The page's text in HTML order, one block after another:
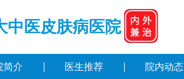
中医皮肤病医院
简介 医生推荐 院内动态